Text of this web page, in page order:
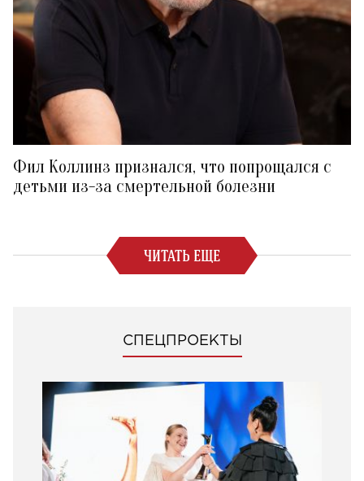
Фил Коллинз признался, что попрощался с
детьми из-за смертельной болезни
ЧИТАТЬ ЕЩЕ
СПЕЦПРОЕКТЫ